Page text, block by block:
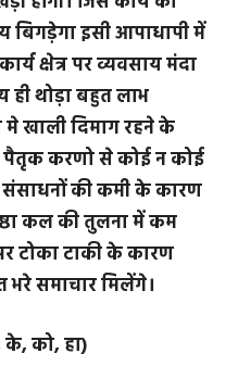
वो)
होंगी। जिस कार्य को
इसी आपाधापी में
क्षेत्र पर व्यवसाय मंदा
ही थोड़ा बहुत लाभ
खाली दिमाग रहने के
करणो से कोई न कोई
की कमी के कारण
कल की तुलना में कम
टोका टाकी के कारण
भरे समाचार मिलेंगे।